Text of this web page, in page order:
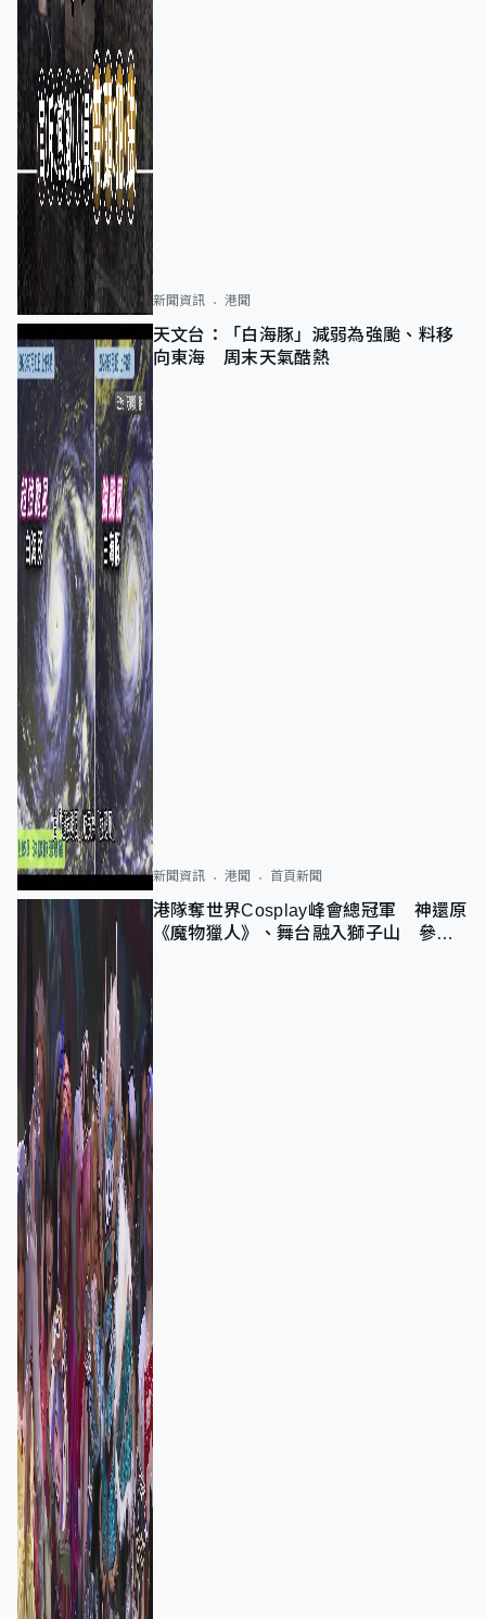
新聞資訊 港聞
天文台：「白海豚」減弱為強颱、料移
向東海 周末天氣酷熱
新聞資訊 港聞 首頁新聞
港隊奪世界Cosplay峰會總冠軍 神還原
《魔物獵人》、舞台融入獅子山 參賽